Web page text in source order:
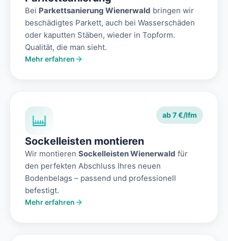
Bei Parkettsanierung Wienerwald bringen wir
beschädigtes Parkett, auch bei Wasserschäden
oder kaputten Stäben, wieder in Topform.
Qualität, die man sieht.
Mehr erfahren
ab 7 €/lfm
Sockelleisten montieren
Wir montieren Sockelleisten Wienerwald für
den perfekten Abschluss Ihres neuen
Bodenbelags – passend und professionell
befestigt.
Mehr erfahren